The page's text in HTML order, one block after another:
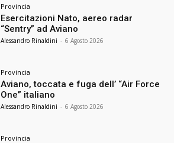
Provincia
Esercitazioni Nato, aereo radar
“Sentry” ad Aviano
Alessandro Rinaldini - 6 Agosto 2026
Provincia
Aviano, toccata e fuga dell’ “Air Force
One” italiano
Alessandro Rinaldini - 6 Agosto 2026
Provincia